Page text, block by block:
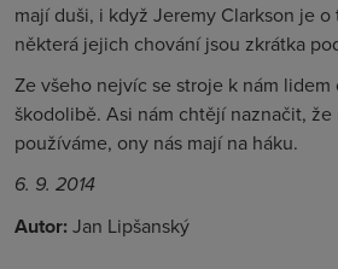
mají duši, i když Jeremy Clarkson je
některá jejich chování jsou zkrátka
Ze všeho nejvíc se stroje k nám
škodolibě. Asi nám chtějí naznačit,
používáme, ony nás mají na háku.
6. 9. 2014
Autor: Jan Lipšanský